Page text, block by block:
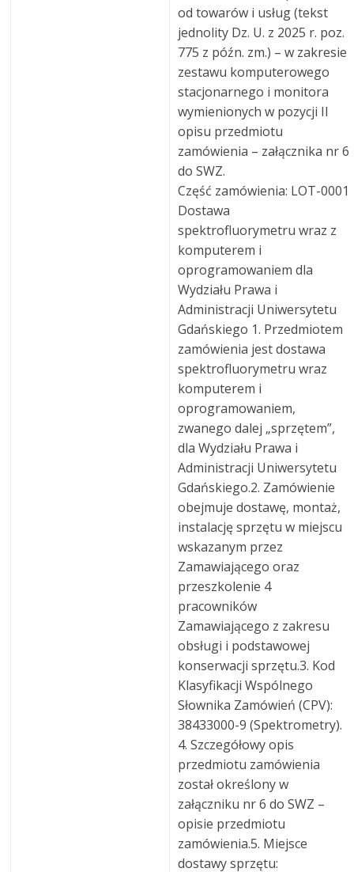
od towarów i usług (tekst
jednolity Dz. U. z 2025 r. poz.
775 z późn. zm.) – w zakresie
zestawu komputerowego
stacjonarnego i monitora
wymienionych w pozycji II
opisu przedmiotu
zamówienia – załącznika nr 6
do SWZ.
Część zamówienia: LOT-0001
Dostawa
spektrofluorymetru wraz z
komputerem i
oprogramowaniem dla
Wydziału Prawa i
Administracji Uniwersytetu
Gdańskiego 1. Przedmiotem
zamówienia jest dostawa
spektrofluorymetru wraz
komputerem i
oprogramowaniem,
zwanego dalej „sprzętem”,
dla Wydziału Prawa i
Administracji Uniwersytetu
Gdańskiego.2. Zamówienie
obejmuje dostawę, montaż,
instalację sprzętu w miejscu
wskazanym przez
Zamawiającego oraz
przeszkolenie 4
pracowników
Zamawiającego z zakresu
obsługi i podstawowej
konserwacji sprzętu.3. Kod
Klasyfikacji Wspólnego
Słownika Zamówień (CPV):
38433000-9 (Spektrometry).
4. Szczegółowy opis
przedmiotu zamówienia
został określony w
załączniku nr 6 do SWZ –
opisie przedmiotu
zamówienia.5. Miejsce
dostawy sprzętu: